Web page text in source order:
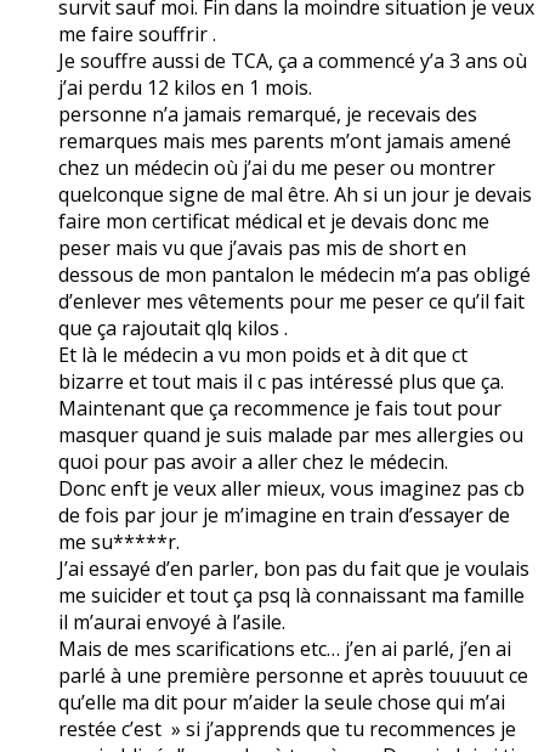
survit sauf moi. Fin dans la moindre situation je veux
me faire souffrir .
Je souffre aussi de TCA, ça a commencé y’a 3 ans où
j’ai perdu 12 kilos en 1 mois.
personne n’a jamais remarqué, je recevais des
remarques mais mes parents m’ont jamais amené
chez un médecin où j’ai du me peser ou montrer
quelconque signe de mal être. Ah si un jour je devais
faire mon certificat médical et je devais donc me
peser mais vu que j’avais pas mis de short en
dessous de mon pantalon le médecin m’a pas obligé
d’enlever mes vêtements pour me peser ce qu’il fait
que ça rajoutait qlq kilos .
Et là le médecin a vu mon poids et à dit que ct
bizarre et tout mais il c pas intéressé plus que ça.
Maintenant que ça recommence je fais tout pour
masquer quand je suis malade par mes allergies ou
quoi pour pas avoir a aller chez le médecin.
Donc enft je veux aller mieux, vous imaginez pas cb
de fois par jour je m’imagine en train d’essayer de
me su*****r.
J’ai essayé d’en parler, bon pas du fait que je voulais
me suicider et tout ça psq là connaissant ma famille
il m’aurai envoyé à l’asile.
Mais de mes scarifications etc… j’en ai parlé, j’en ai
parlé à une première personne et après touuuut ce
qu’elle ma dit pour m’aider la seule chose qui m’ai
restée c’est » si j’apprends que tu recommences je